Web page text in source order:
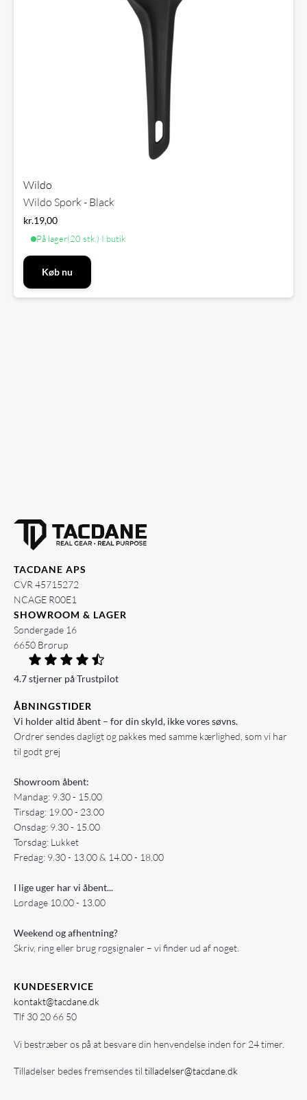
Wildo
Wildo Spork - Black
kr.19,00
På lager(20 stk.)·I butik
Køb nu
TACDANE APS
CVR 45715272
NCAGE R00E1
SHOWROOM & LAGER
Søndergade 16
6650 Brørup
4.7 stjerner på Trustpilot
ÅBNINGSTIDER
Vi holder altid åbent – for din skyld, ikke vores søvns.
Ordrer sendes dagligt og pakkes med samme kærlighed, som vi har
til godt grej
Showroom åbent:
Mandag: 9.30 - 15.00
Tirsdag: 19.00 - 23.00
Onsdag: 9.30 - 15.00
Torsdag: Lukket
Fredag: 9.30 - 13.00 & 14.00 - 18.00
I lige uger har vi åbent...
Lørdage 10.00 - 13.00
Weekend og afhentning?
Skriv, ring eller brug røgsignaler – vi finder ud af noget.
KUNDESERVICE
kontakt@tacdane.dk
Tlf 30 20 66 50
Vi bestræber os på at besvare din henvendelse inden for 24 timer.
Tilladelser bedes fremsendes til tilladelser@tacdane.dk